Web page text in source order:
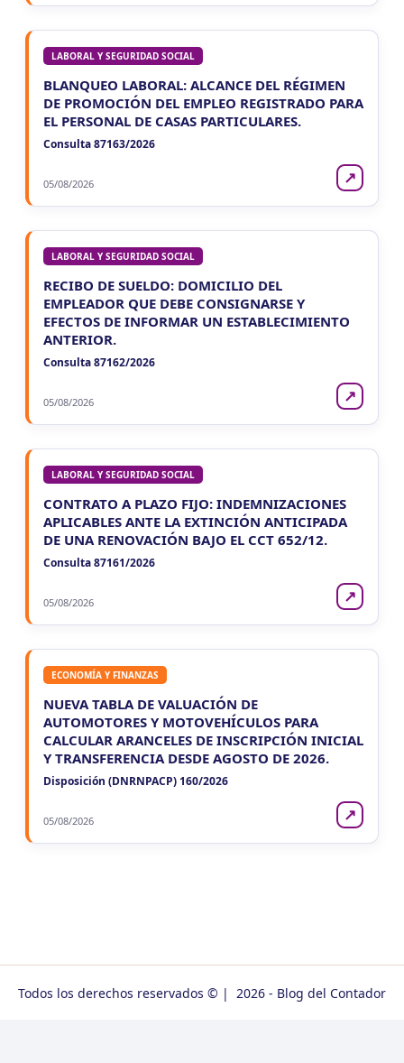
LABORAL Y SEGURIDAD SOCIAL
BLANQUEO LABORAL: ALCANCE DEL RÉGIMEN
DE PROMOCIÓN DEL EMPLEO REGISTRADO PARA
EL PERSONAL DE CASAS PARTICULARES.
Consulta 87163/2026
05/08/2026 ↗
LABORAL Y SEGURIDAD SOCIAL
RECIBO DE SUELDO: DOMICILIO DEL
EMPLEADOR QUE DEBE CONSIGNARSE Y
EFECTOS DE INFORMAR UN ESTABLECIMIENTO
ANTERIOR.
Consulta 87162/2026
05/08/2026 ↗
LABORAL Y SEGURIDAD SOCIAL
CONTRATO A PLAZO FIJO: INDEMNIZACIONES
APLICABLES ANTE LA EXTINCIÓN ANTICIPADA
DE UNA RENOVACIÓN BAJO EL CCT 652/12.
Consulta 87161/2026
05/08/2026 ↗
ECONOMÍA Y FINANZAS
NUEVA TABLA DE VALUACIÓN DE
AUTOMOTORES Y MOTOVEHÍCULOS PARA
CALCULAR ARANCELES DE INSCRIPCIÓN INICIAL
Y TRANSFERENCIA DESDE AGOSTO DE 2026.
Disposición (DNRNPACP) 160/2026
05/08/2026 ↗
Todos los derechos reservados © | 2026 - Blog del Contador